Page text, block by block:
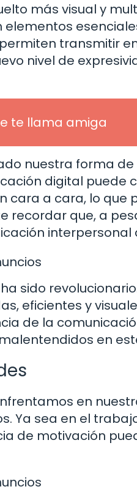
más visual y
elementos
transmitir
nivel de
te llama amiga
nuestra forma
digital puede
cara a cara, lo que
recordar que, a
interpersonal
sido
eficientes y
de la
en
en
Ya sea en el
de motivación